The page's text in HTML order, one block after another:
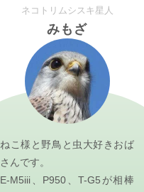
ネコトリムシスキ星人
みもざ
ねこ様と野鳥と虫大好きおば
さんです。
E-M5iii、P950、T-G5が相棒